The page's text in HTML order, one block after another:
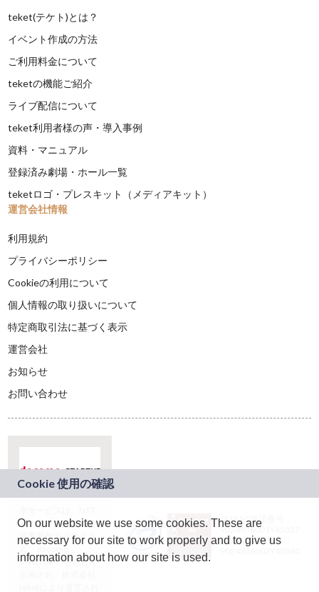
teket(テケト)とは？
イベント作成の方法
ご利用料金について
teketの機能ご紹介
ライブ配信について
teket利用者様の声・導入事例
資料・マニュアル
登録済み劇場・ホール一覧
teketロゴ・プレスキット（メディアキット）
運営会社情報
利用規約
プライバシーポリシー
Cookieの利用について
個人情報の取り扱いについて
特定商取引法に基づく表示
運営会社
お知らせ
お問い合わせ
ドコモグループの新
規事業創出プログラ
ム「docomo
STARTUP」を通じて
JASRAC許諾番号：
9024936001Y45037
JASRAC許諾番号：
On our website we use some cookies. These are
necessary for our site to work properly and to give us
information about how our site is used.